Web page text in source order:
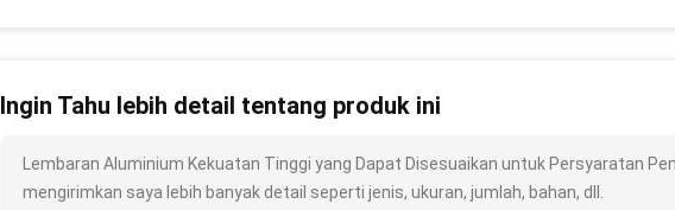
Ingin Tahu lebih detail tentang produk ini
Lembaran Aluminium Kekuatan Tinggi yang Dapat Disesuaikan untuk Persyaratan
mengirimkan saya lebih banyak detail seperti jenis, ukuran, jumlah, bahan, dll.